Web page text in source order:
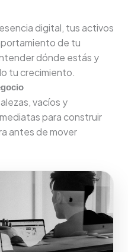
digital, tus activos
de tu
dónde estás y
tu crecimiento.
vacíos y
para construir
antes de mover